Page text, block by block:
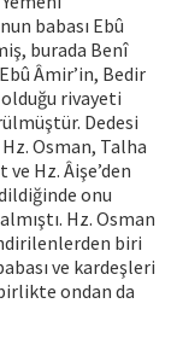
babası Ebû
burada Benî
Âmir’in, Bedir
rivayeti
Dedesi
Osman, Talha
Hz. Âişe’den
onu
Hz. Osman
biri
ve kardeşleri
ondan da